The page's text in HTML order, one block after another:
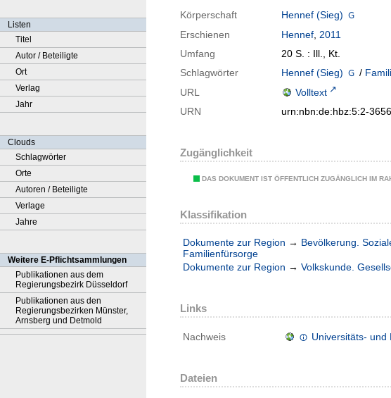
Listen
Titel
Autor / Beteiligte
Ort
Verlag
Jahr
Clouds
Schlagwörter
Orte
Autoren / Beteiligte
Verlage
Jahre
Weitere E-Pflichtsammlungen
Publikationen aus dem
Regierungsbezirk Düsseldorf
Publikationen aus den
Regierungsbezirken Münster,
Arnsberg und Detmold
Körperschaft
Hennef (Sieg)
Erschienen
Hennef, 2011
Umfang
20 S. : Ill., Kt.
Schlagwörter
Hennef (Sieg) /
URL
Volltext
URN
urn:nbn:de:hbz:5:2-3656
Zugänglichkeit
DAS DOKUMENT IST ÖFFENTLICH ZUGÄNGLICH IM
Klassifikation
Dokumente zur Region → Bevölkerung.
Familienfürsorge
Dokumente zur Region → Volkskunde.
Links
Nachweis Universitäts- und
Dateien